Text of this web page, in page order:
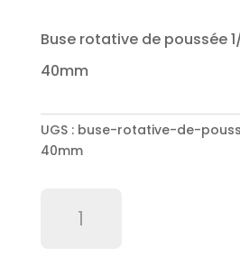
Buse rotative de poussée
40mm
UGS : buse-rotative-de-
40mm